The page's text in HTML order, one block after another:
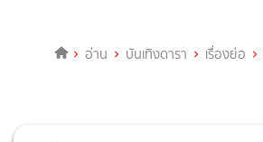
อ่าน บันเทิงดารา เรื่องย่อ